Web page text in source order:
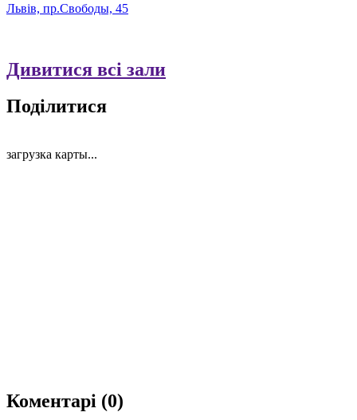
Львів, пр.Свободы, 45
Дивитися всі зали
Поділитися
загрузка карты...
Коментарі (0)